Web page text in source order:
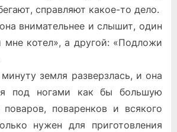
справляют какое-то дело.
внимательнее и слышит, один
мне котел», а другой: «Подложи
земля разверзлась, и она
под ногами как бы большую
поваренков и всякого
нужен для приготовления